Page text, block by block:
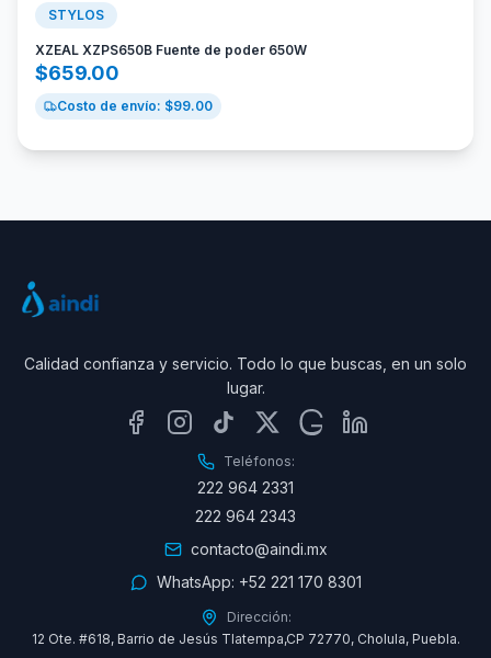
STYLOS
XZEAL XZPS650B Fuente de poder 650W
$659.00
Costo de envío: $99.00
Calidad confianza y servicio. Todo lo que buscas, en un solo
lugar.
Teléfonos:
222 964 2331
222 964 2343
contacto@aindi.mx
WhatsApp: +52 221 170 8301
Dirección:
12 Ote. #618, Barrio de Jesús Tlatempa,CP 72770, Cholula, Puebla.